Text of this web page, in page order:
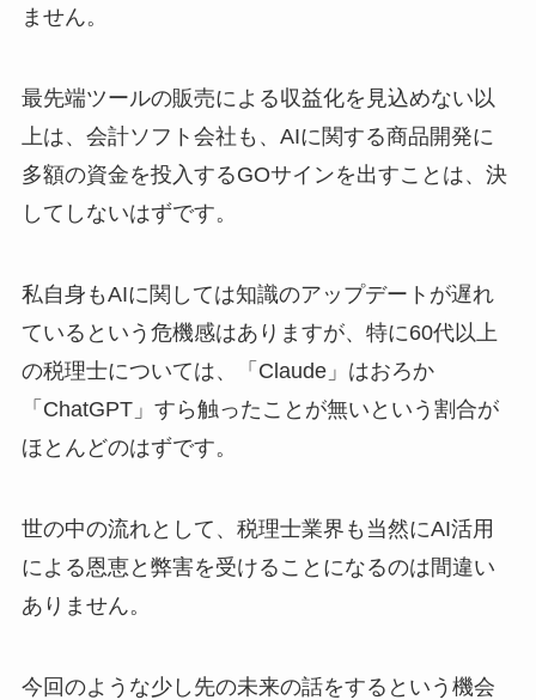
ません。
最先端ツールの販売による収益化を見込めない以
上は、会計ソフト会社も、AIに関する商品開発に
多額の資金を投入するGOサインを出すことは、決
してしないはずです。
私自身もAIに関しては知識のアップデートが遅れ
ているという危機感はありますが、特に60代以上
の税理士については、「Claude」はおろか
「ChatGPT」すら触ったことが無いという割合が
ほとんどのはずです。
世の中の流れとして、税理士業界も当然にAI活用
による恩恵と弊害を受けることになるのは間違い
ありません。
今回のような少し先の未来の話をするという機会